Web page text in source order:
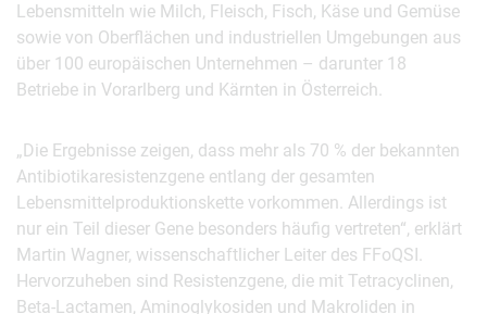
Lebensmitteln wie Milch, Fleisch, Fisch, Käse und Gemüse
sowie von Oberflächen und industriellen Umgebungen aus
über 100 europäischen Unternehmen – darunter 18
Betriebe in Vorarlberg und Kärnten in Österreich.
„Die Ergebnisse zeigen, dass mehr als 70 % der bekannten
Antibiotikaresistenzgene entlang der gesamten
Lebensmittelproduktionskette vorkommen. Allerdings ist
nur ein Teil dieser Gene besonders häufig vertreten“, erklärt
Martin Wagner, wissenschaftlicher Leiter des FFoQSI.
Hervorzuheben sind Resistenzgene, die mit Tetracyclinen,
Beta-Lactamen, Aminoglykosiden und Makroliden in